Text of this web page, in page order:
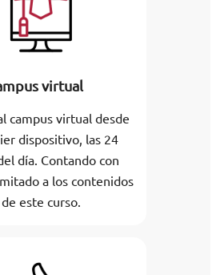
virtual
campus virtual desde
dispositivo, las 24
día. Contando con
a los contenidos
de este curso.